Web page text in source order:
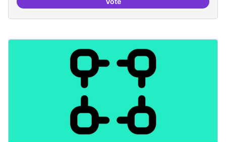
Grades democràtiques